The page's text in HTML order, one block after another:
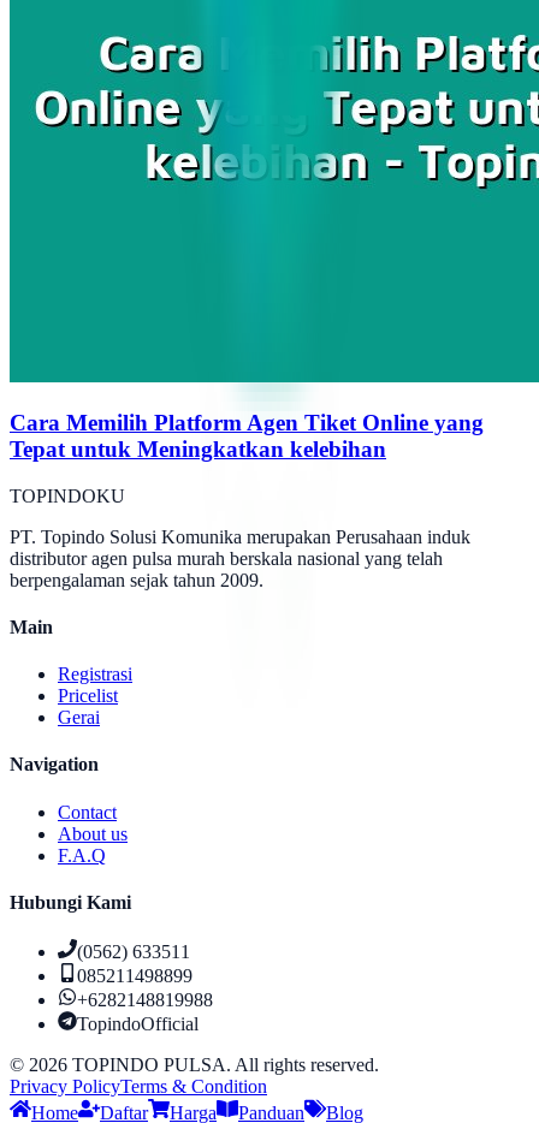
Cara Memilih Platform Agen Tiket Online yang
Tepat untuk Meningkatkan kelebihan
TOPINDOKU
PT. Topindo Solusi Komunika merupakan Perusahaan induk
distributor agen pulsa murah berskala nasional yang telah
berpengalaman sejak tahun 2009.
Main
Registrasi
Pricelist
Gerai
Navigation
Contact
About us
F.A.Q
Hubungi Kami
(0562) 633511
085211498899
+6282148819988
TopindoOfficial
© 2026 TOPINDO PULSA. All rights reserved.
Privacy PolicyTerms & Condition
Home
Daftar Harga Panduan Blog